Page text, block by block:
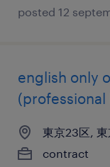
posted 12
english only
東京23区,
contract